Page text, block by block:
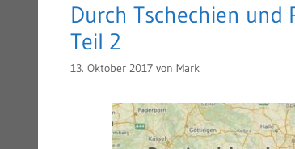
Durch Tschechien und
Teil 2
13. Oktober 2017 von Mark